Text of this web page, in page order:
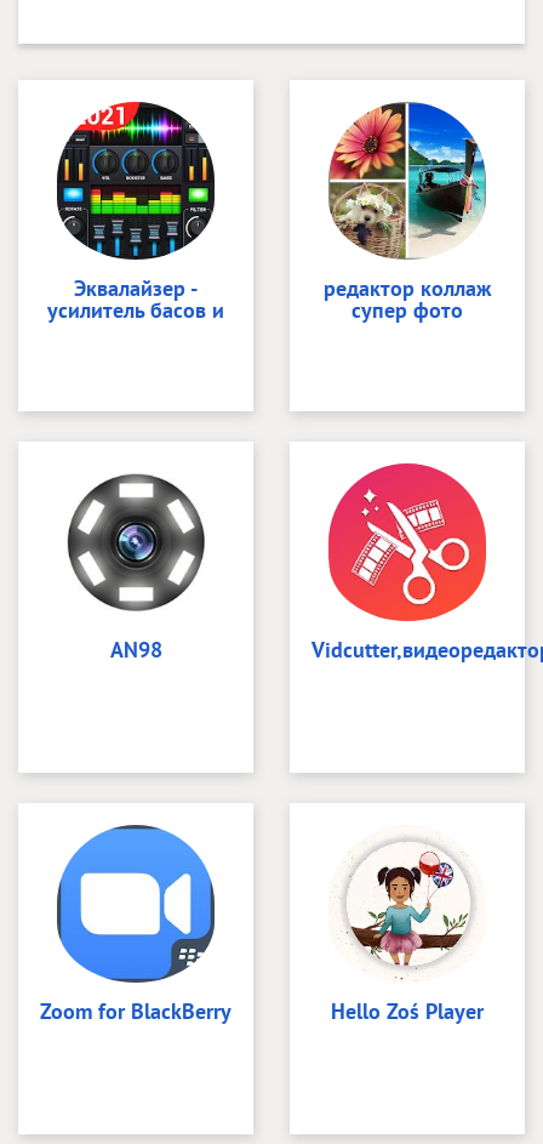
Эквалайзер -
усилитель басов и
редактор коллаж
супер фото
AN98
Zoom for BlackBerry Hello Zoś Player